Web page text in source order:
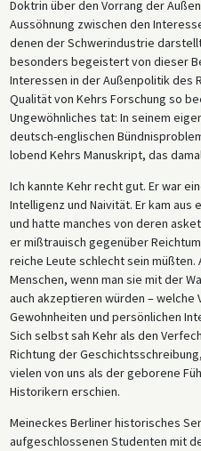
Doktrin über den Vorrang der
Aussöhnung zwischen den
denen der Schwerindustrie
besonders begeistert von dieser
Interessen in der Außenpolitik des
Qualität von Kehrs Forschung so
Ungewöhnliches tat: In seinem
deutsch-englischen
lobend Kehrs Manuskript, das
Ich kannte Kehr recht gut. Er war
Intelligenz und Naivität. Er kam
und hatte manches von deren
er mißtrauisch gegenüber
reiche Leute schlecht sein
Menschen, wenn man sie mit der
auch akzeptieren würden –
Gewohnheiten und persönlichen
Sich selbst sah Kehr als den
Richtung der
vielen von uns als der geborene
Historikern erschien.
Meineckes Berliner historisches
aufgeschlossenen Studenten mit